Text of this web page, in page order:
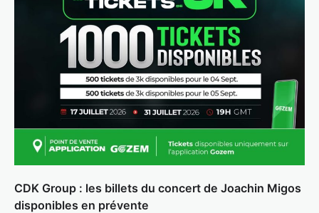
CDK Group : les billets du concert de Joachin Migos
disponibles en prévente